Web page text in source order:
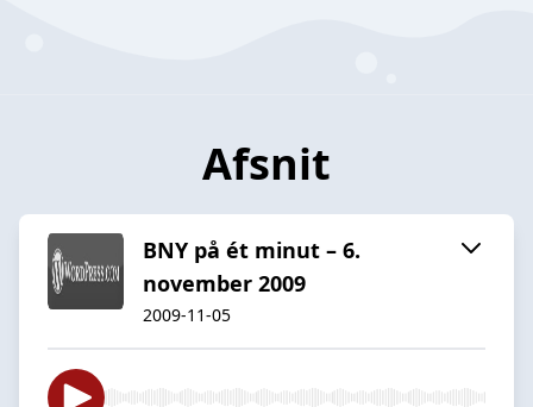
Afsnit
BNY på ét minut – 6.
november 2009
2009-11-05